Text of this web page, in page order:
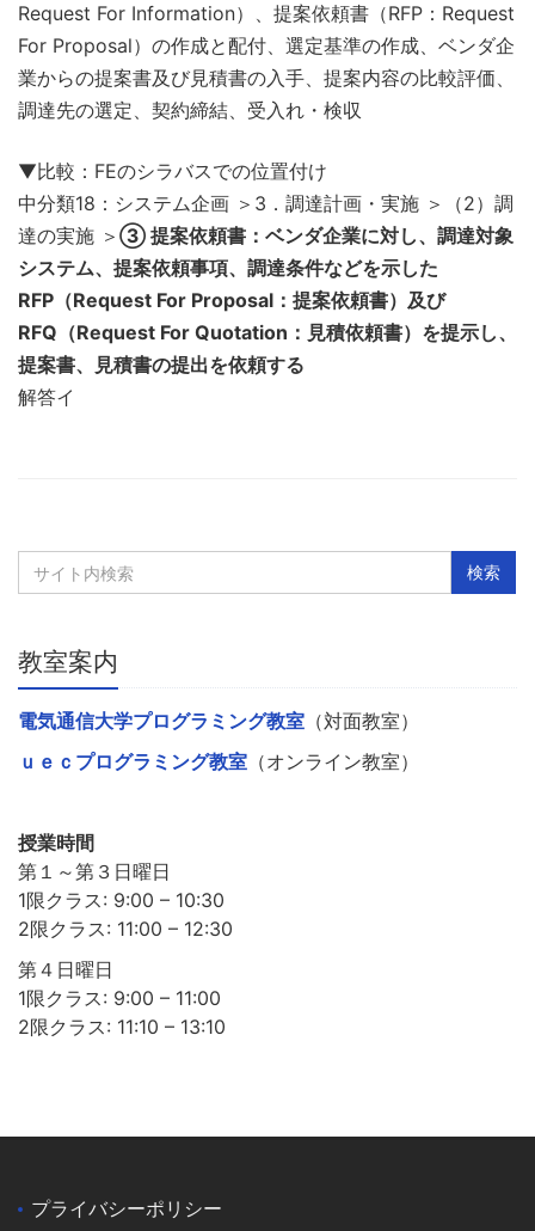
Request For Information）、提案依頼書（RFP：Request
For Proposal）の作成と配付、選定基準の作成、ベンダ企
業からの提案書及び見積書の入手、提案内容の比較評価、
調達先の選定、契約締結、受入れ・検収
▼比較：FEのシラバスでの位置付け
中分類18：システム企画 ＞3．調達計画・実施 ＞（2）調
達の実施 ＞ ③ 提案依頼書：ベンダ企業に対し、調達対象
システム、提案依頼事項、調達条件などを示した
RFP（Request For Proposal：提案依頼書）及び
RFQ（Request For Quotation：見積依頼書）を提示し、
提案書、見積書の提出を依頼する
解答イ
教室案内
電気通信大学プログラミング教室 （対面教室）
ｕｅｃプログラミング教室 （オンライン教室）
授業時間
第１～第３日曜日
1限クラス: 9:00 – 10:30
2限クラス: 11:00 – 12:30
第４日曜日
1限クラス: 9:00 – 11:00
2限クラス: 11:10 – 13:10
プライバシーポリシー